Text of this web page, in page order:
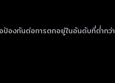
ป้องกันต่อการตกอยู่ในอันดับที่ต่ำกว่า